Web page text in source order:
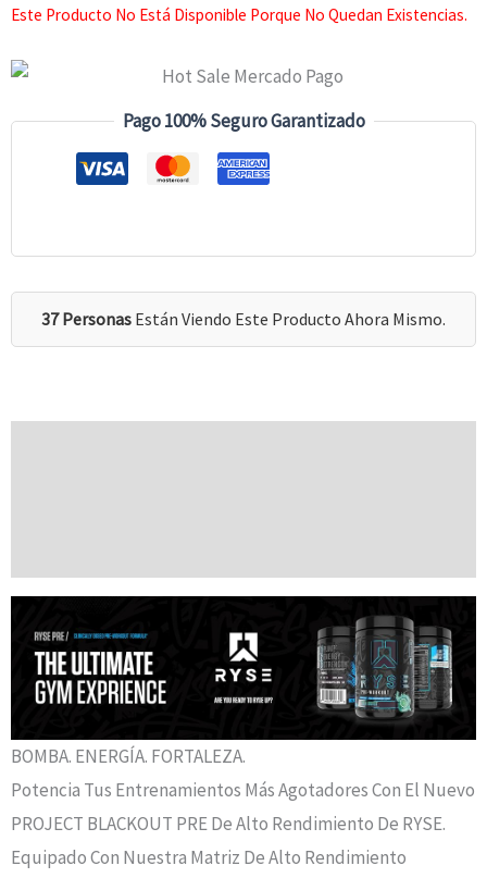
Este Producto No Está Disponible Porque No Quedan Existencias.
Pago 100% Seguro Garantizado
37 Personas Están Viendo Este Producto Ahora Mismo.
BOMBA. ENERGÍA. FORTALEZA.
Potencia Tus Entrenamientos Más Agotadores Con El Nuevo
PROJECT BLACKOUT PRE De Alto Rendimiento De RYSE.
Equipado Con Nuestra Matriz De Alto Rendimiento